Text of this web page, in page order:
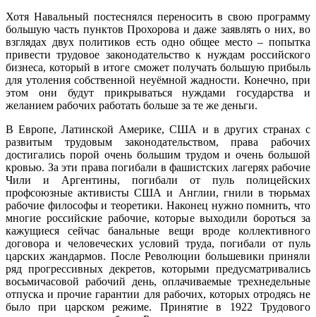
Хотя Навальный постеснялся переносить в свою программу
большую часть пунктов Прохорова и даже заявлять о них, во
взглядах двух политиков есть одно общее место – попытка
привести трудовое законодательство к нуждам российского
бизнеса, который в итоге сможет получать большую прибыль
для утоления собственной неуёмной жадности. Конечно, при
этом они будут прикрываться нуждами государства и
желанием рабочих работать больше за те же деньги.
В Европе, Латинской Америке, США и в других странах с
развитым трудовым законодательством, права рабочих
достигались порой очень большим трудом и очень большой
кровью. За эти права погибали в фашистских лагерях рабочие
Чили и Аргентины, погибали от пуль полицейских
профсоюзные активисты США и Англии, гнили в тюрьмах
рабочие философы и теоретики. Наконец нужно помнить, что
многие российские рабочие, которые выходили бороться за
кажущиеся сейчас банальные вещи вроде коллективного
договора и человеческих условий труда, погибали от пуль
царских жандармов. После Революции большевики приняли
ряд прогрессивных декретов, которыми предусматривались
восьмичасовой рабочий день, оплачиваемые трехнедельные
отпуска и прочие гарантии для рабочих, которых отродясь не
было при царском режиме. Принятие в 1922 Трудового